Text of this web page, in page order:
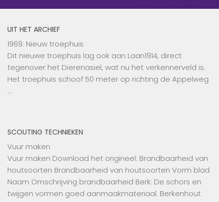
UIT HET ARCHIEF
1969: Nieuw troephuis
Dit nieuwe troephuis lag ook aan Laan1914, direct
tegenover het Dierenasiel, wat nu het verkennerveld is.
Het troephuis schoof 50 meter op richting de Appelweg
…
SCOUTING TECHNIEKEN
Vuur maken
Vuur maken Download het origineel: Brandbaarheid van
houtsoorten Brandbaarheid van houtsoorten Vorm blad
Naam Omschrijving brandbaarheid Berk: De schors en
twijgen vormen goed aanmaakmateriaal. Berkenhout